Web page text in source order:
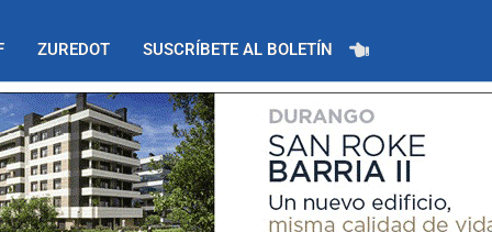
ZUREDOT SUSCRÍBETE AL BOLETÍN